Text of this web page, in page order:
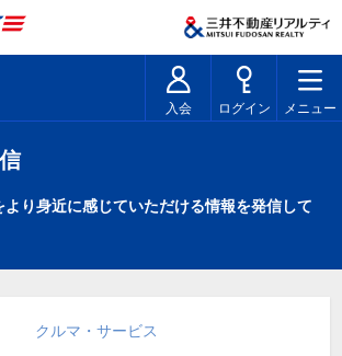
入会 ログイン メニュー
より身近に感じていただける情報を発信して
クルマ・サービス